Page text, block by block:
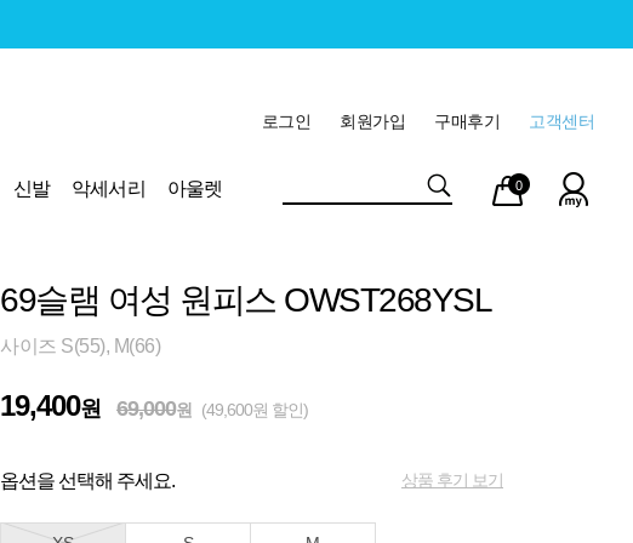
고객센터
구매후기
회원가입
로그인
신발 악세서리
아울렛
마이
페이
장바
구니
0
69슬램 여성 원피스 OWST268YSL
사이즈 S(55), M(66)
19,400원 69,000원 (49,600원 할인)
옵션을 선택해 주세요. 상품 후기 보기